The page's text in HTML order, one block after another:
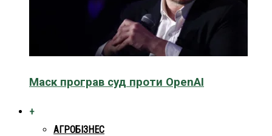
Маск програв суд проти OpenAI
+
АГРОБІЗНЕС